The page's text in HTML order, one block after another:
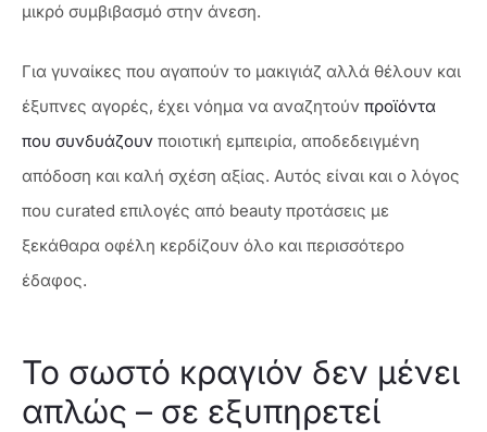
μικρό συμβιβασμό στην άνεση.
Για γυναίκες που αγαπούν το μακιγιάζ αλλά θέλουν και
έξυπνες αγορές, έχει νόημα να αναζητούν προϊόντα
που συνδυάζουν ποιοτική εμπειρία, αποδεδειγμένη
απόδοση και καλή σχέση αξίας. Αυτός είναι και ο λόγος
που curated επιλογές από beauty προτάσεις με
ξεκάθαρα οφέλη κερδίζουν όλο και περισσότερο
έδαφος.
Το σωστό κραγιόν δεν μένει
απλώς – σε εξυπηρετεί